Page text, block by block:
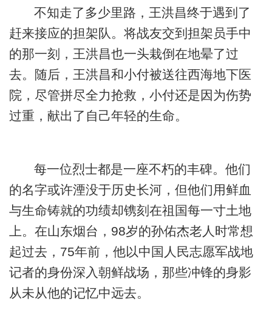
不知走了多少里路，王洪昌终于遇到了
赶来接应的担架队。将战友交到担架员手中
的那一刻，王洪昌也一头栽倒在地晕了过
去。随后，王洪昌和小付被送往西海地下医
院，尽管拼尽全力抢救，小付还是因为伤势
过重，献出了自己年轻的生命。
每一位烈士都是一座不朽的丰碑。他们
的名字或许湮没于历史长河，但他们用鲜血
与生命铸就的功绩却镌刻在祖国每一寸土地
上。在山东烟台，98岁的孙佑杰老人时常想
起过去，75年前，他以中国人民志愿军战地
记者的身份深入朝鲜战场，那些冲锋的身影
从未从他的记忆中远去。